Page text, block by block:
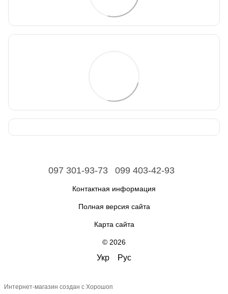
097 301-93-73 099 403-42-93
Контактная информация
Полная версия сайта
Карта сайта
© 2026
Укр Рус
Интернет-магазин создан с Хорошоп